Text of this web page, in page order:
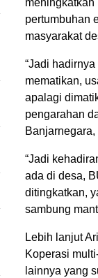
meningkatkan
pertumbuhan
masyarakat
“Jadi
mematikan,
apalagi
pengarahan
“Jadi
ada di desa,
ditingkatkan,
sambung
Lebih lanjut
Koperasi
lainnya yang